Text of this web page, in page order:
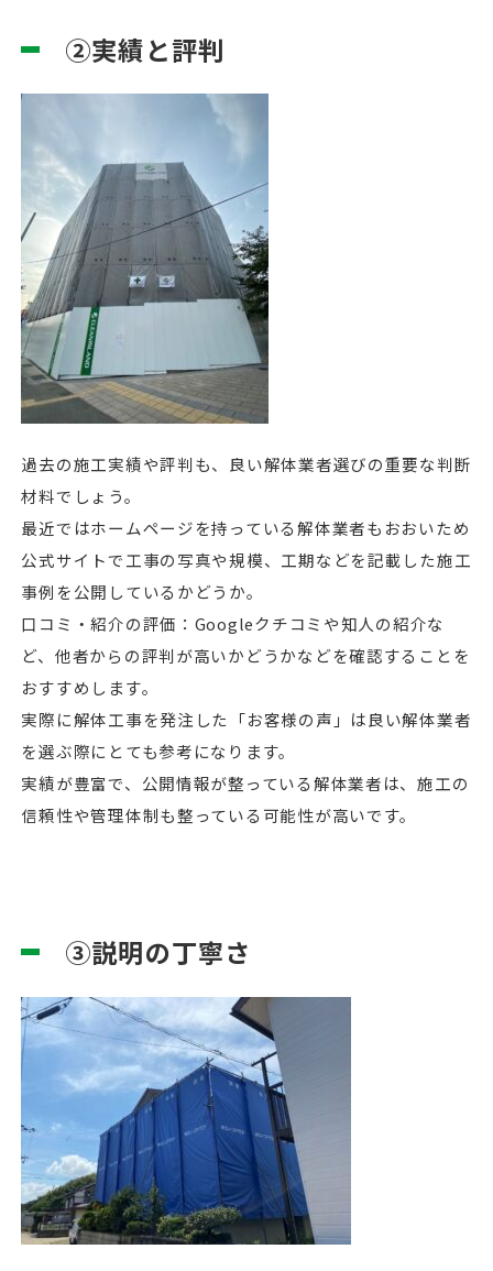
②実績と評判
過去の施工実績や評判も、良い解体業者選びの重要な判断
材料でしょう。
最近ではホームページを持っている解体業者もおおいため
公式サイトで工事の写真や規模、工期などを記載した施工
事例を公開しているかどうか。
口コミ・紹介の評価：Googleクチコミや知人の紹介な
ど、他者からの評判が高いかどうかなどを確認することを
おすすめします。
実際に解体工事を発注した「お客様の声」は良い解体業者
を選ぶ際にとても参考になります。
実績が豊富で、公開情報が整っている解体業者は、施工の
信頼性や管理体制も整っている可能性が高いです。
③説明の丁寧さ